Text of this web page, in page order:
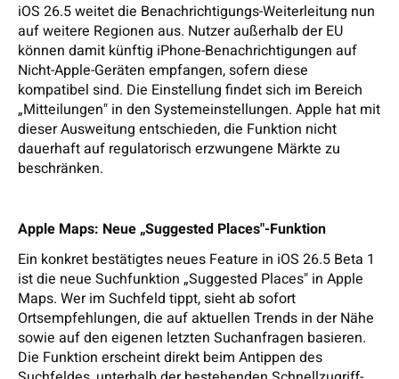
iOS 26.5 weitet die Benachrichtigungs-Weiterleitung nun
auf weitere Regionen aus. Nutzer außerhalb der EU
können damit künftig iPhone-Benachrichtigungen auf
Nicht-Apple-Geräten empfangen, sofern diese
kompatibel sind. Die Einstellung findet sich im Bereich
„Mitteilungen" in den Systemeinstellungen. Apple hat mit
dieser Ausweitung entschieden, die Funktion nicht
dauerhaft auf regulatorisch erzwungene Märkte zu
beschränken.
Apple Maps: Neue „Suggested Places"-Funktion
Ein konkret bestätigtes neues Feature in iOS 26.5 Beta 1
ist die neue Suchfunktion „Suggested Places" in Apple
Maps. Wer im Suchfeld tippt, sieht ab sofort
Ortsempfehlungen, die auf aktuellen Trends in der Nähe
sowie auf den eigenen letzten Suchanfragen basieren.
Die Funktion erscheint direkt beim Antippen des